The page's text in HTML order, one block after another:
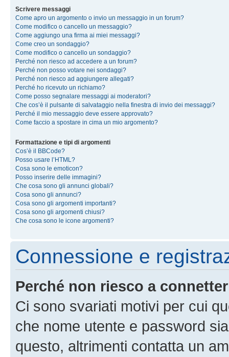
Scrivere messaggi
Come apro un argomento o invio un messaggio in un forum?
Come modifico o cancello un messaggio?
Come aggiungo una firma ai miei messaggi?
Come creo un sondaggio?
Come modifico o cancello un sondaggio?
Perché non riesco ad accedere a un forum?
Perché non posso votare nei sondaggi?
Perché non riesco ad aggiungere allegati?
Perché ho ricevuto un richiamo?
Come posso segnalare messaggi ai moderatori?
Che cos’è il pulsante di salvataggio nella finestra di invio dei messaggi?
Perché il mio messaggio deve essere approvato?
Come faccio a spostare in cima un mio argomento?
Formattazione e tipi di argomenti
Cos’è il BBCode?
Posso usare l’HTML?
Cosa sono le emoticon?
Posso inserire delle immagini?
Che cosa sono gli annunci globali?
Cosa sono gli annunci?
Cosa sono gli argomenti importanti?
Cosa sono gli argomenti chiusi?
Che cosa sono le icone argomenti?
Connessione e
Perché non riesco a
Ci sono svariati motivi per cui
che nome utente e password
questo, altrimenti contatta un